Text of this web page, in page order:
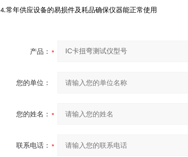
4.常年供应设备的易损件及耗品确保仪器能正常使用
产品：
您的单位：
您的姓名：
联系电话：